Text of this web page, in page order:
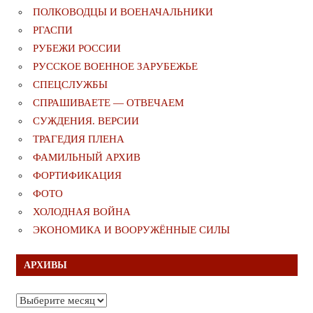
ПОЛКОВОДЦЫ И ВОЕНАЧАЛЬНИКИ
РГАСПИ
РУБЕЖИ РОССИИ
РУССКОЕ ВОЕННОЕ ЗАРУБЕЖЬЕ
СПЕЦСЛУЖБЫ
СПРАШИВАЕТЕ — ОТВЕЧАЕМ
СУЖДЕНИЯ. ВЕРСИИ
ТРАГЕДИЯ ПЛЕНА
ФАМИЛЬНЫЙ АРХИВ
ФОРТИФИКАЦИЯ
ФОТО
ХОЛОДНАЯ ВОЙНА
ЭКОНОМИКА И ВООРУЖЁННЫЕ СИЛЫ
АРХИВЫ
Архивы